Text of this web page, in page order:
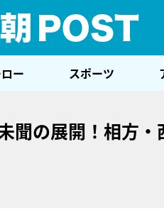
ー スポーツ
聞の展開！相方・